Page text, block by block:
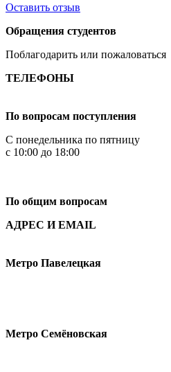
Оставить отзыв
Обращения студентов
Поблагодарить или пожаловаться
ТЕЛЕФОНЫ
По вопросам поступления
С понедельника по пятницу
с 10:00 до 18:00
По общим вопросам
АДРЕС И EMAIL
Метро Павелецкая
Метро Семёновская